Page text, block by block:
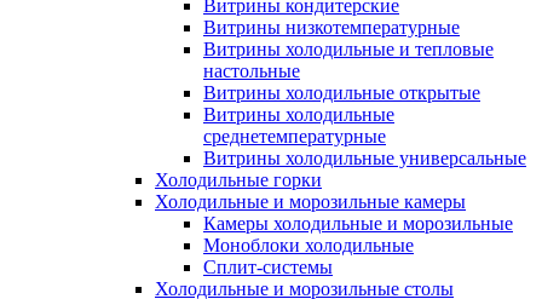
Витрины кондитерские
Витрины низкотемпературные
Витрины холодильные и тепловые
настольные
Витрины холодильные открытые
Витрины холодильные
среднетемпературные
Витрины холодильные универсальные
Холодильные горки
Холодильные и морозильные камеры
Камеры холодильные и морозильные
Моноблоки холодильные
Сплит-системы
Холодильные и морозильные столы